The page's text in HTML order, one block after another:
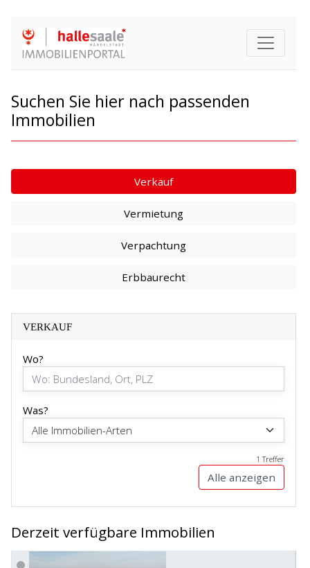
Suchen Sie hier nach passenden
Immobilien
Verkauf
Vermietung
Verpachtung
Erbbaurecht
VERKAUF
Wo?
Was?
1 Treffer
Alle anzeigen
Derzeit verfügbare Immobilien